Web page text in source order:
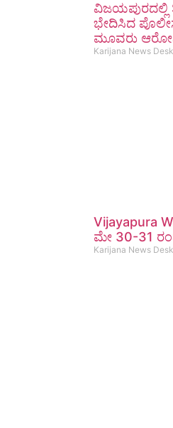
ವಿಜಯಪುರದಲ್ಲಿ
ಭೇದಿಸಿದ
ಮೂವರು
Karijana News Desk
Vijayapura
ಮೇ 30-31
Karijana News Desk